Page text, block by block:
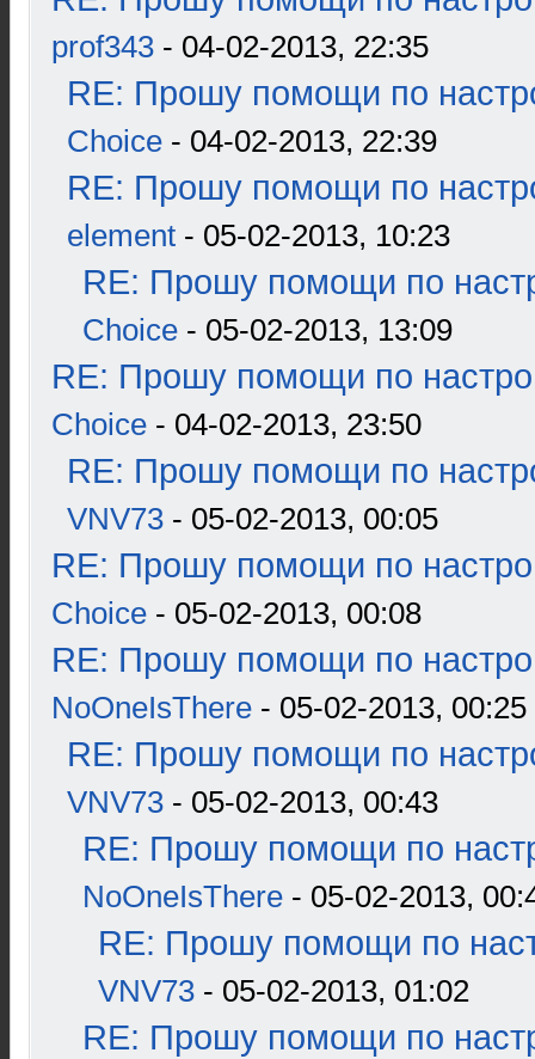
prof343 - 04-02-2013, 22:35
RE: Прошу помощи по
Choice - 04-02-2013, 22:39
RE: Прошу помощи по
element - 05-02-2013, 10:23
RE: Прошу помощи по
Choice - 05-02-2013, 13:09
RE: Прошу помощи по
Choice - 04-02-2013, 23:50
RE: Прошу помощи по
VNV73 - 05-02-2013, 00:05
RE: Прошу помощи по
Choice - 05-02-2013, 00:08
RE: Прошу помощи по
NoOneIsThere - 05-02-2013, 00:25
RE: Прошу помощи по
VNV73 - 05-02-2013, 00:43
RE: Прошу помощи по
NoOneIsThere - 05-02-2013,
RE: Прошу помощи по
VNV73 - 05-02-2013, 01:02
RE: Прошу помощи по